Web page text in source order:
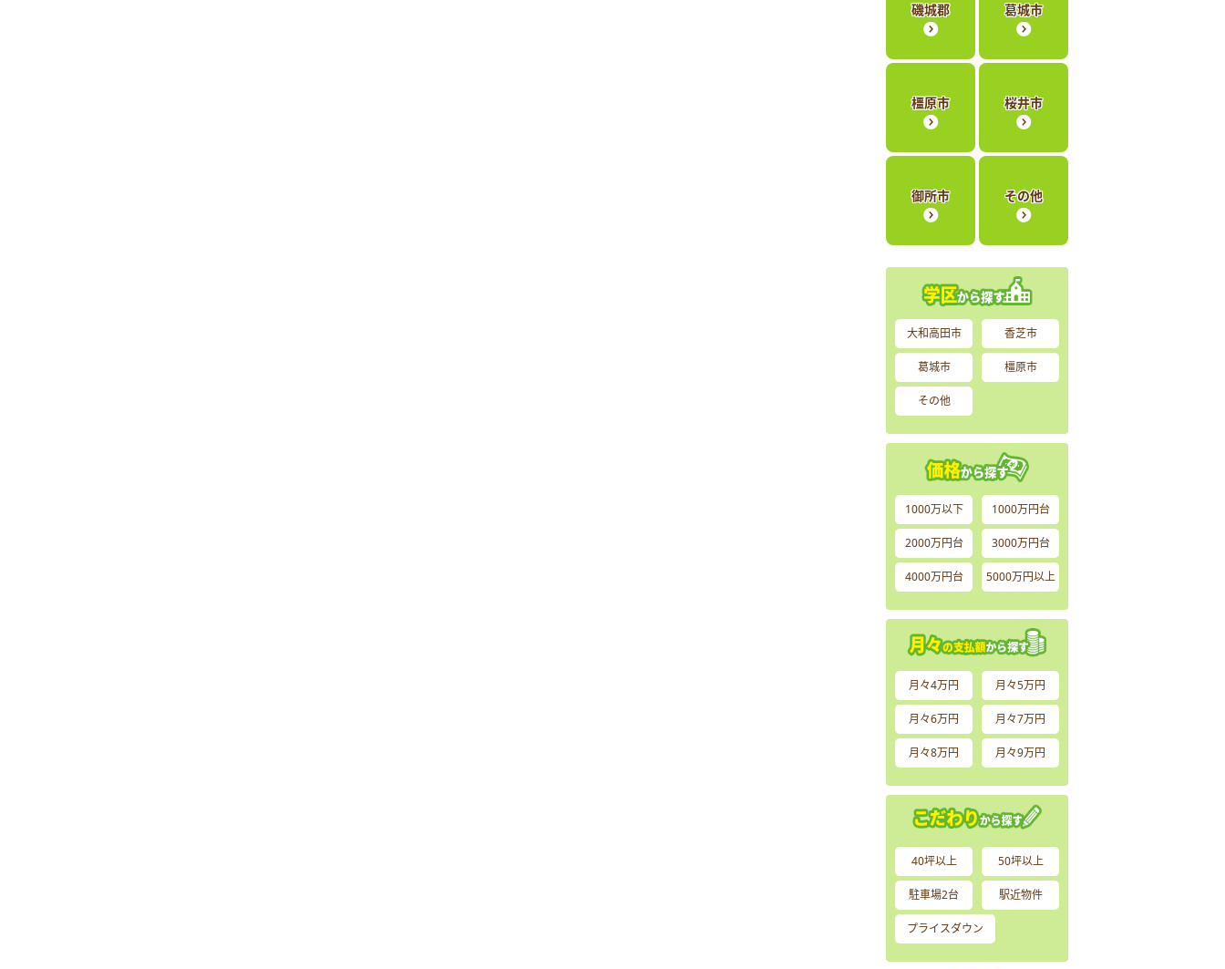
磯城郡 葛城市
橿原市 桜井市
御所市 その他
大和高田市 香芝市
葛城市 橿原市
その他
1000万以下 1000万円台
2000万円台 3000万円台
4000万円台 5000万円以上
月々4万円 月々5万円
月々6万円 月々7万円
月々8万円 月々9万円
40坪以上 50坪以上
駐車場2台 駅近物件
プライスダウン